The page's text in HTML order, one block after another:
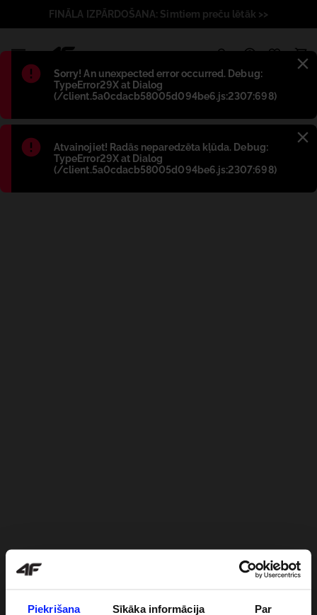
Piekrišana Sīkāka informācija Par
Błąd:
Sorry! An unexpected error occurred. Debug:
TypeError29X at Dialog
(/client.5a0cdacb58005d094be6.js:2307:698)
Błąd:
Atvainojiet! Radās neparedzēta kļūda. Debug:
TypeError29X at Dialog
(/client.5a0cdacb58005d094be6.js:2307:698)
FINĀLA IZPĀRDOŠANA: Simtiem preču lētāk >>